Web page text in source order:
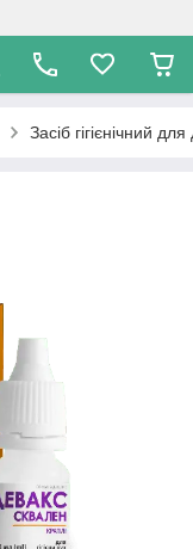
Засіб гігієнічний